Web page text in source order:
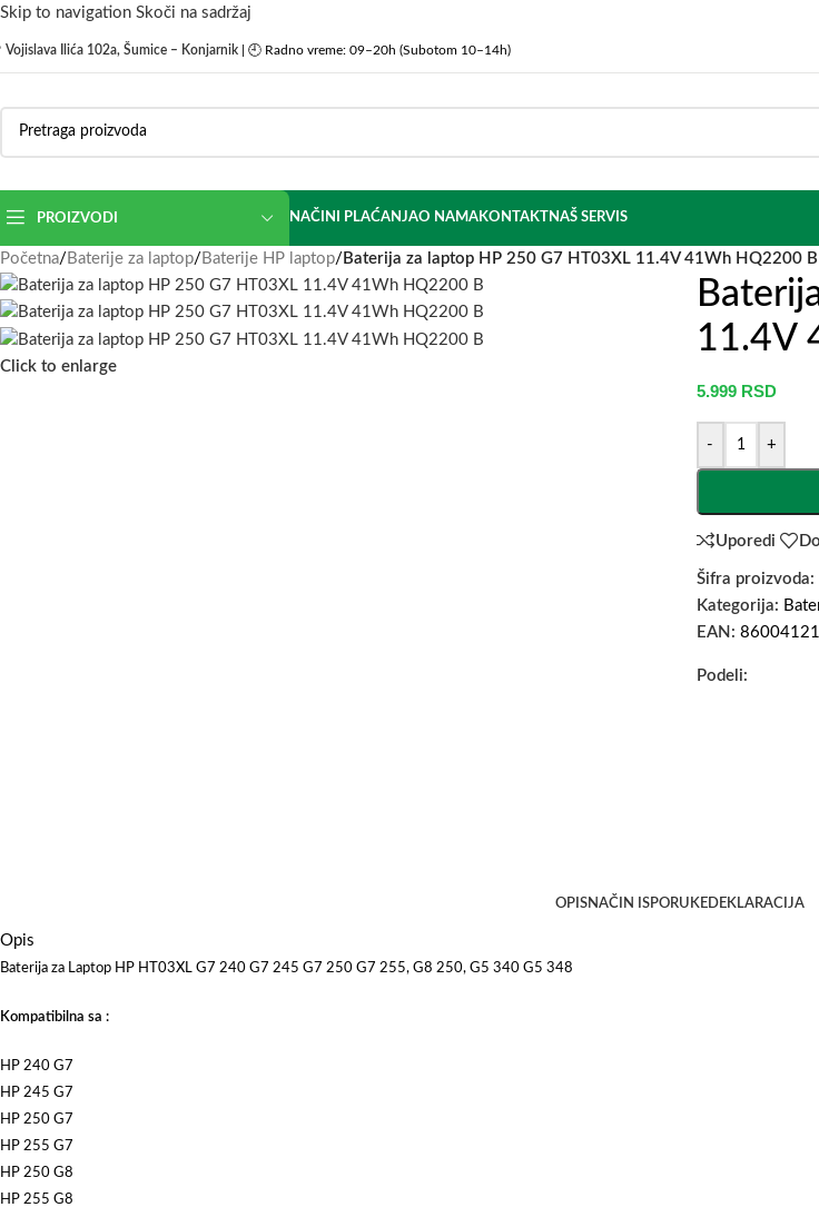
Skip to navigation Skoči na sadržaj
Vojislava Ilića 102a, Šumice – Konjarnik | 🕘 Radno vreme: 09–20h (Subotom 10–14h)
PROIZVODI NAČINI PLAĆANJAO NAMAKONTAKTNAŠ SERVIS
Početna/ Baterije za laptop/ Baterije HP laptop/ Baterija za laptop HP 250 G7 HT03XL 11.4V 41Wh HQ2200 B
Click to enlarge
11.4V
5.999 RSD
- +
Uporedi
Šifra proizvoda:
Kategorija:
EAN:
Podeli:
OPISNAČIN ISPORUKEDEKLARACIJA
Opis
Baterija za Laptop HP HT03XL G7 240 G7 245 G7 250 G7 255, G8 250, G5 340 G5 348
Kompatibilna sa :
HP 240 G7
HP 245 G7
HP 250 G7
HP 255 G7
HP 250 G8
HP 255 G8